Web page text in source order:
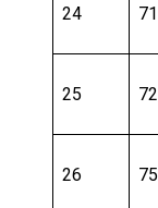
24 71
25 72
26 75